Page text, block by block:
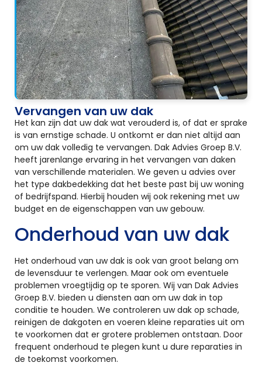
Vervangen van uw dak
Het kan zijn dat uw dak wat verouderd is, of dat er sprake
is van ernstige schade. U ontkomt er dan niet altijd aan
om uw dak volledig te vervangen. Dak Advies Groep B.V.
heeft jarenlange ervaring in het vervangen van daken
van verschillende materialen. We geven u advies over
het type dakbedekking dat het beste past bij uw woning
of bedrijfspand. Hierbij houden wij ook rekening met uw
budget en de eigenschappen van uw gebouw.
Onderhoud van uw dak
Het onderhoud van uw dak is ook van groot belang om
de levensduur te verlengen. Maar ook om eventuele
problemen vroegtijdig op te sporen. Wij van Dak Advies
Groep B.V. bieden u diensten aan om uw dak in top
conditie te houden. We controleren uw dak op schade,
reinigen de dakgoten en voeren kleine reparaties uit om
te voorkomen dat er grotere problemen ontstaan. Door
frequent onderhoud te plegen kunt u dure reparaties in
de toekomst voorkomen.